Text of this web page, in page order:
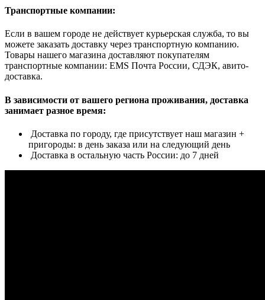
Транспортные компании:
Если в вашем городе не действует курьерская служба, то вы
можете заказать доставку через транспортную компанию.
Товары нашего магазина доставляют покупателям
транспортные компании: EMS Почта России, СДЭК, авито-
доставка.
В зависимости от вашего региона проживания, доставка
занимает разное время:
Доставка по городу, где присутствует наш магазин +
пригороды: в день заказа или на следующий день
Доставка в остальную часть России: до 7 дней